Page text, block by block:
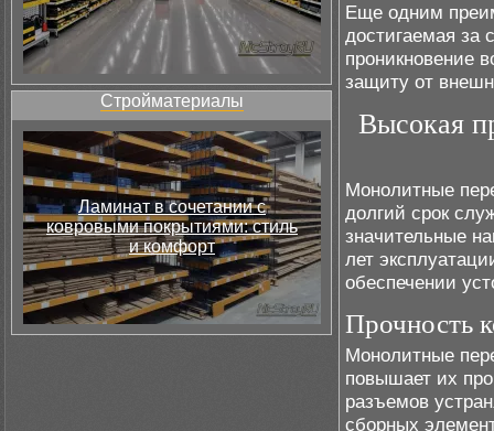
Стройматериалы
Ламинат в сочетании с
ковровыми покрытиями: стиль
и комфорт
Еще одним
достигаемая за
проникновение
защиту от
Высокая
Монолитные
долгий срок
значительные
лет
обеспечении
Прочность
Монолитные
повышает их
разъемов
сборных